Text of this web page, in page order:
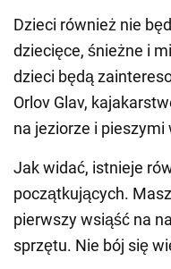
Dzieci również nie
dziecięce, śnieżne i
dzieci będą
Orlov Glav,
na jeziorze i
Jak widać, istnieje
początkujących.
pierwszy wsiąść na
sprzętu. Nie bój się